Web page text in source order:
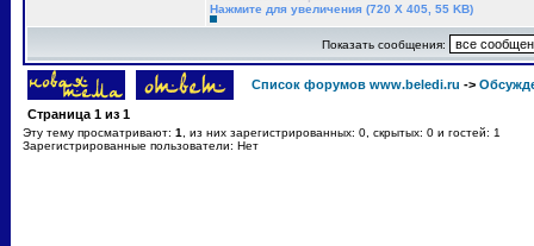
Нажмите для увеличения (720 X 405, 55 KB)
Показать сообщения:
Список форумов www.beledi.ru ->
Страница 1 из 1
Эту тему просматривают: 1
, из них зарегистрированных: 0, скрытых: 0 и гостей: 1
Зарегистрированные пользователи: Нет